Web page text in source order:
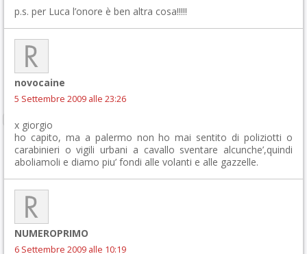
p.s. per Luca l’onore è ben altra cosa!!!!!
novocaine
5 Settembre 2009 alle 23:26
x giorgio
ho capito, ma a palermo non ho mai sentito di poliziotti o
carabinieri o vigili urbani a cavallo sventare alcunche’,quindi
aboliamoli e diamo piu’ fondi alle volanti e alle gazzelle.
NUMEROPRIMO
6 Settembre 2009 alle 10:19